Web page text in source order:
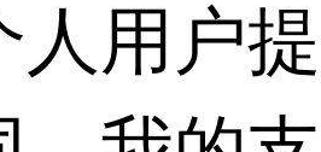
人用户